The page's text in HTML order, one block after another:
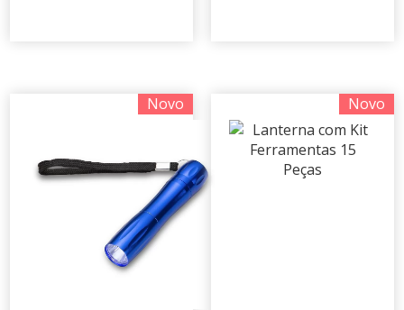
Novo Novo